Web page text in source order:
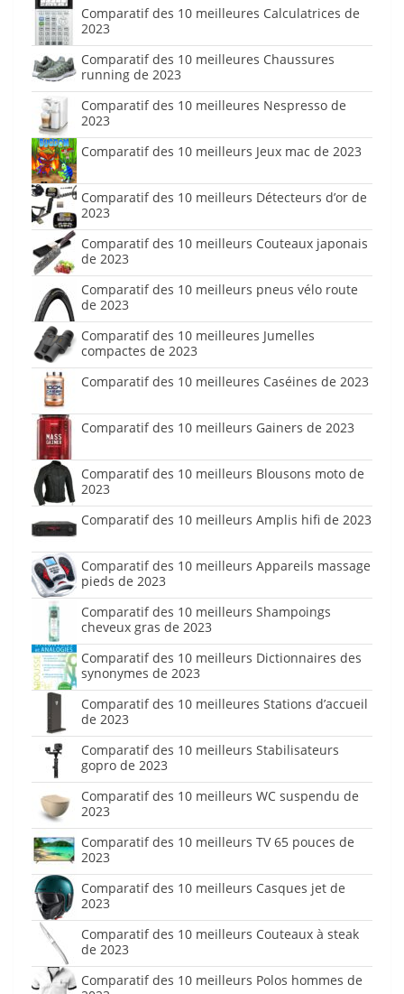
Comparatif des 10 meilleures Calculatrices de
2023
Comparatif des 10 meilleures Chaussures
running de 2023
Comparatif des 10 meilleures Nespresso de
2023
Comparatif des 10 meilleurs Jeux mac de 2023
Comparatif des 10 meilleurs Détecteurs d’or de
2023
Comparatif des 10 meilleurs Couteaux japonais
de 2023
Comparatif des 10 meilleurs pneus vélo route
de 2023
Comparatif des 10 meilleures Jumelles
compactes de 2023
Comparatif des 10 meilleures Caséines de 2023
Comparatif des 10 meilleurs Gainers de 2023
Comparatif des 10 meilleurs Blousons moto de
2023
Comparatif des 10 meilleurs Amplis hifi de 2023
Comparatif des 10 meilleurs Appareils massage
pieds de 2023
Comparatif des 10 meilleurs Shampoings
cheveux gras de 2023
Comparatif des 10 meilleurs Dictionnaires des
synonymes de 2023
Comparatif des 10 meilleures Stations d’accueil
de 2023
Comparatif des 10 meilleurs Stabilisateurs
gopro de 2023
Comparatif des 10 meilleurs WC suspendu de
2023
Comparatif des 10 meilleurs TV 65 pouces de
2023
Comparatif des 10 meilleurs Casques jet de
2023
Comparatif des 10 meilleurs Couteaux à steak
de 2023
Comparatif des 10 meilleurs Polos hommes de